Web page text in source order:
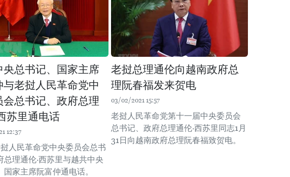
央总书记、国家主席
与老挝人民革命党中
会总书记、政府总理
苏里通电话
12:37
人民革命党中央委员会总书
总理通伦·西苏里与越共中央
国家主席阮富仲通电话。
老挝总理通伦向越南政府总
理阮春福发来贺电
03/02/2021 15:57
老挝人民革命党第十一届中央委员会
总书记、政府总理通伦·西苏里同志1月
31日向越南政府总理阮春福致贺电。